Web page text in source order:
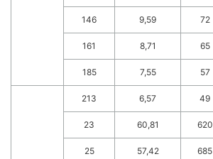
146 9,59 72
161 8,71 65
185 7,55 57
213 6,57 49
23 60,81 620
25 57,42 685